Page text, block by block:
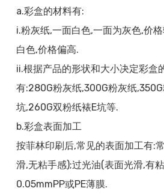
a.彩盒的材料有:
i.粉灰纸,一面白色,一面为灰色,价
白色,价格偏高.
ii.根据产品的形状和大小决定彩盒
有:280G粉灰纸,300G粉灰纸
坑,260G双粉纸裱E坑等.
b.彩盒表面加工
按菲林印刷后,常见的表面加工有:
滑,无粘手感);过光油(表面光滑,有
0.05mmPP或PE薄膜.